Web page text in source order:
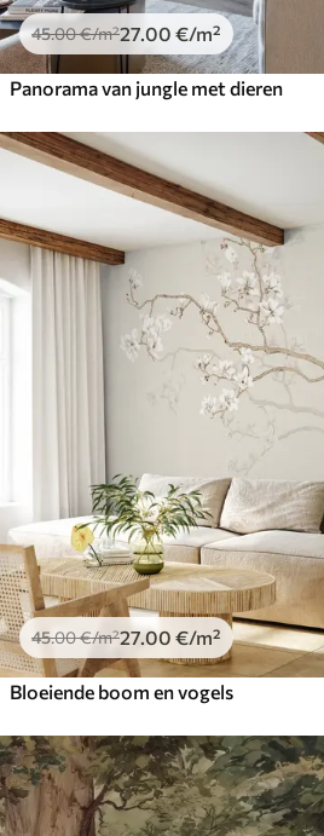
45.00€/m²27.00 €/m²
Panorama van jungle met dieren
45.00€/m²27.00 €/m²
Bloeiende boom en vogels